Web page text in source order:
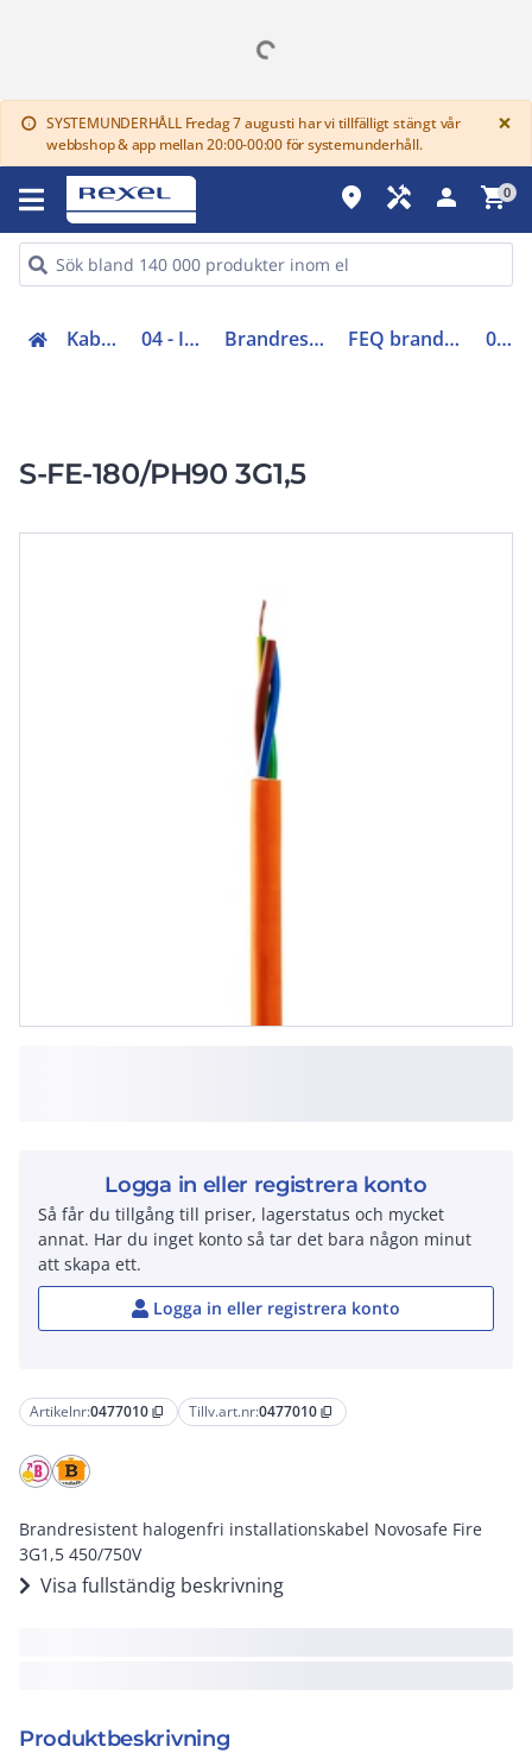
info SYSTEMUNDERHÅLL Fredag 7 augusti har vi tillfälligt stängt vår
webbshop & app mellan 20:00-00:00 för systemunderhåll.
×
place handyman person shopping_cart0
Kabel (00-05, 48-49) 04 - Installationskabel Brandresistent installationskabel FEQ brandresistent installationskabel 0477010
S-FE-180/PH90 3G1,5
Artikelnr:0477010 content_copy Tillv.art.nr:0477010 content_copy
Brandresistent halogenfri installationskabel Novosafe Fire
3G1,5 450/750V
Visa fullständig beskrivning
Produktbeskrivning
Logga in eller registrera konto
Så får du tillgång till priser, lagerstatus och mycket
annat. Har du inget konto så tar det bara någon minut
att skapa ett.
Logga in eller registrera konto